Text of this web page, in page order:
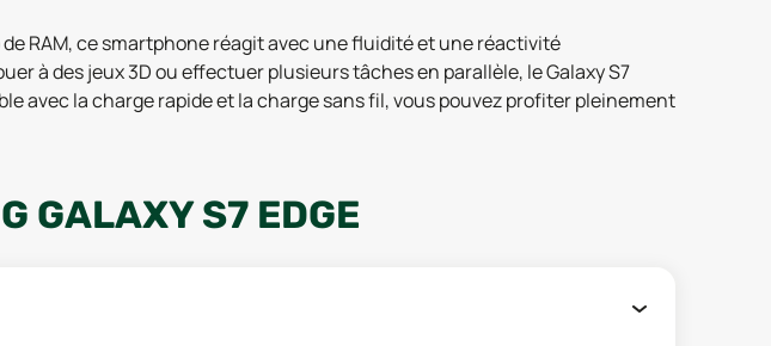
RAM, ce smartphone réagit avec une fluidité et une réactivité
à des jeux 3D ou effectuer plusieurs tâches en parallèle, le Galaxy S7
avec la charge rapide et la charge sans fil, vous pouvez profiter pleinement
GALAXY S7 EDGE